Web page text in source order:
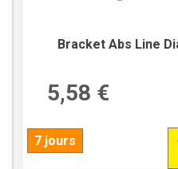
Bracket Abs Line
5,58 €
7 jours